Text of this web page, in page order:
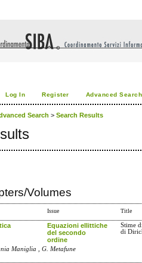
Log In Register Advanced Search
Search > Search Results
Volumes
Issue Title
Equazioni ellittiche
del secondo
ordine
Stime
di
Maniglia , G. Metafune